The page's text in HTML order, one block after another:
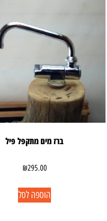
ברז מים מתקפל פיל
₪295.00
הוספה לסל